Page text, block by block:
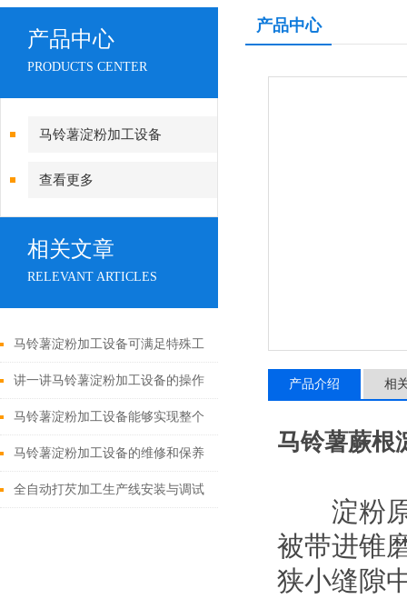
产品中心
PRODUCTS CENTER
马铃薯淀粉加工设备
查看更多
相关文章
RELEVANT ARTICLES
马铃薯淀粉加工设备可满足特殊工
况要求
讲一讲马铃薯淀粉加工设备的操作
流程及注意
马铃薯淀粉加工设备能够实现整个
生产过程的自动化和智能化管理
马铃薯淀粉加工设备的维修和保养
是保持其正常运转的关键
全自动打芡加工生产线安装与调试
产品中心
产品介绍 相
马铃薯蕨根
淀粉原
被带进锥
狭小缝隙